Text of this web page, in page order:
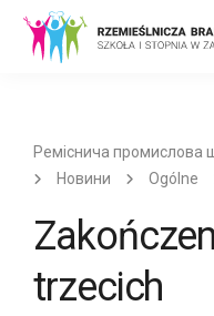
Реміснича промислова
Новини
Ogólne
trzecich